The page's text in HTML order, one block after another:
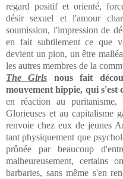
regard positif et orienté,
désir sexuel et l'amour
soumission, l'impression de
en fait subtilement ce que
devient un pion, un être
les autres membres de la
The Girls nous fait
mouvement hippie, qui s'est
en réaction au
Glorieuses et au capitalisme
renvoie chez eux de jeunes
tant physiquement que
prônée par beaucoup
malheureusement, certains
barbaries, sans même s'en